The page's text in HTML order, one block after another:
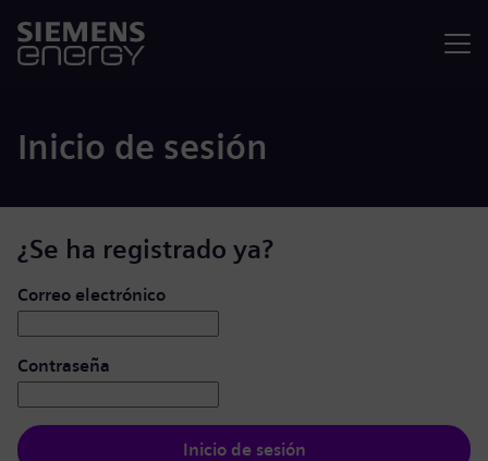
Inicio de sesión
¿Se ha registrado ya?
Iniciar de sesión: usuario y contraseña
Correo electrónico
Contraseña
Inicio de sesión